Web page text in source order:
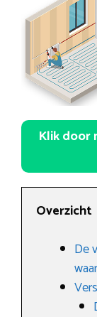
Klik door
Overzicht
De